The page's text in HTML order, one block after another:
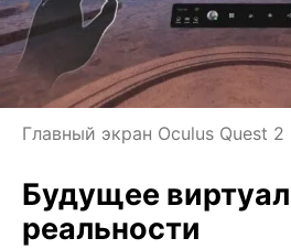
Главный экран Oculus Quest 2
Будущее
реальности